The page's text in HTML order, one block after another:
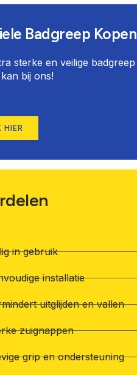
Badgreep Kopen
sterke en veilige badgreep
bij ons!
HIER
in gebruik
installatie
uitglijden en vallen
zuignappen
grip en ondersteuning